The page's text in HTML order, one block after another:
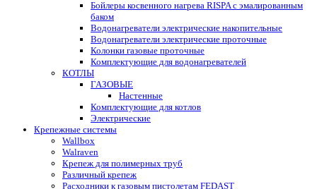
Бойлеры косвенного нагрева RISPA с эмалированным
баком
Водонагреватели электрические накопительные
Водонагреватели электрические проточные
Колонки газовые проточные
Комплектующие для водонагревателей
КОТЛЫ
ГАЗОВЫЕ
Настенные
Комплектующие для котлов
Электрические
Крепежные системы
Wallbox
Walraven
Крепеж для полимерных труб
Различный крепеж
Расходники к газовым пистолетам FEDAST